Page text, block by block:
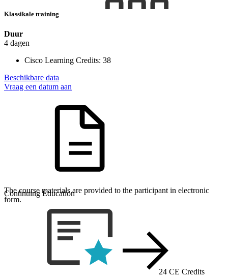
Klassikale training
Duur
4 dagen
Cisco Learning Credits: 38
Beschikbare data
Vraag een datum aan
The course materials are provided to the participant in electronic
form.
Continuing Education
24 CE Credits